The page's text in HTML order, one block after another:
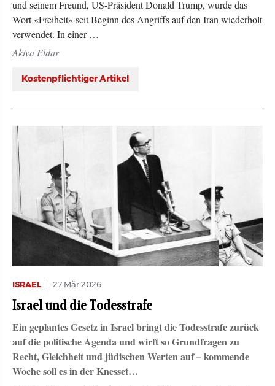
und seinem Freund, US-Präsident Donald Trump, wurde das
Wort «Freiheit» seit Beginn des Angriffs auf den Iran wiederholt
verwendet. In einer …
Akiva Eldar
Kostenpflichtiger Artikel
ISRAEL 27.Mär 2026
Israel und die Todesstrafe
Ein geplantes Gesetz in Israel bringt die Todesstrafe zurück
auf die politische Agenda und wirft so Grundfragen zu
Recht, Gleichheit und jüdischen Werten auf – kommende
Woche soll es in der Knesset…